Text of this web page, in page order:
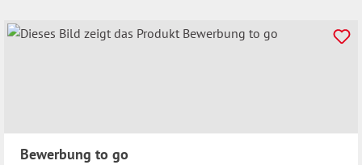
Bewerbung to go